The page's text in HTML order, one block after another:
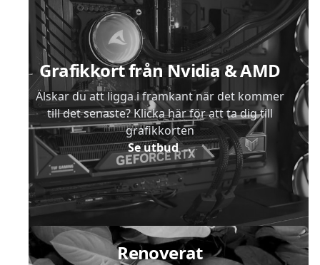
Grafikkort från Nvidia & AMD
Älskar du att ligga i framkant när det kommer
till det senaste? Klicka här för att ta dig till
grafikkorten
Se utbud→
Renoverat